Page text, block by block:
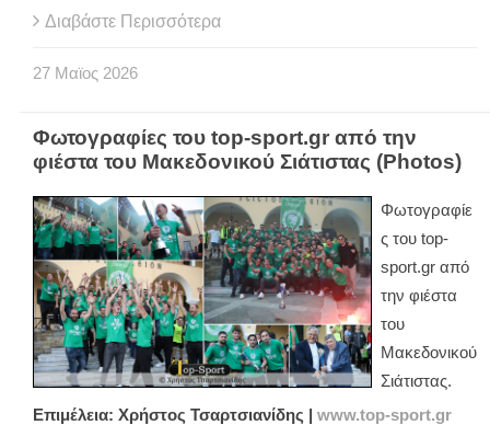
Διαβάστε Περισσότερα
27 Μαϊος 2026
Φωτογραφίες του top-sport.gr από την
φιέστα του Μακεδονικού Σιάτιστας (Photos)
Φωτογραφίε
ς του top-
sport.gr από
την φιέστα
του
Μακεδονικού
Σιάτιστας.
Επιμέλεια: Χρήστος Τσαρτσιανίδης | www.top-sport.gr